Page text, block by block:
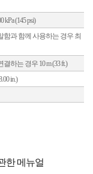
kPa (145 psi)
함과 함께 사용하는 경우 최
하는 경우 10 m (33 ft.)
in.)
한 메뉴얼